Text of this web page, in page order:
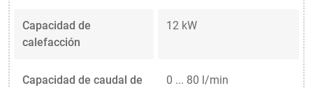
Capacidad de
calefacción
12 kW
Capacidad de caudal de
0 ... 80 l/min